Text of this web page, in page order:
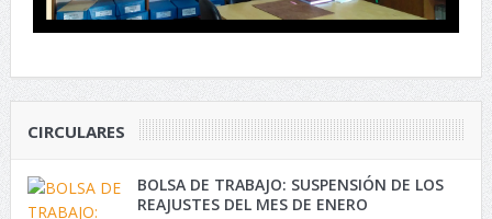
CIRCULARES
BOLSA DE TRABAJO: SUSPENSIÓN DE LOS
REAJUSTES DEL MES DE ENERO